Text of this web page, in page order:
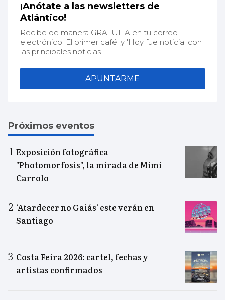
¡Anótate a las newsletters de
Atlántico!
Recibe de manera GRATUITA en tu correo
electrónico 'El primer café' y 'Hoy fue noticia' con
las principales noticias.
APUNTARME
Próximos eventos
Exposición fotográfica
"Photomorfosis", la mirada de Mimi
Carrolo
‘Atardecer no Gaiás’ este verán en
Santiago
Costa Feira 2026: cartel, fechas y
artistas confirmados